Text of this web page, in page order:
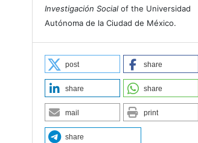
Investigación Socialof the Universidad
Autónoma de la Ciudad de México.
post share
share share
mail print
share